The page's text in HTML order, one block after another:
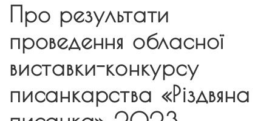
Про результати
проведення обласної
виставки-конкурсу
писанкарства «Різдвяна